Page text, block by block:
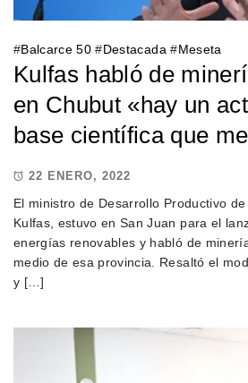
#Balcarce 50 #Destacada #Meseta
Kulfas habló de
en Chubut «hay un
base científica que
22 ENERO, 2022
El ministro de Desarrollo Productivo
Kulfas, estuvo en San Juan para el
energías renovables y habló de
medio de esa provincia. Resaltó el
y […]